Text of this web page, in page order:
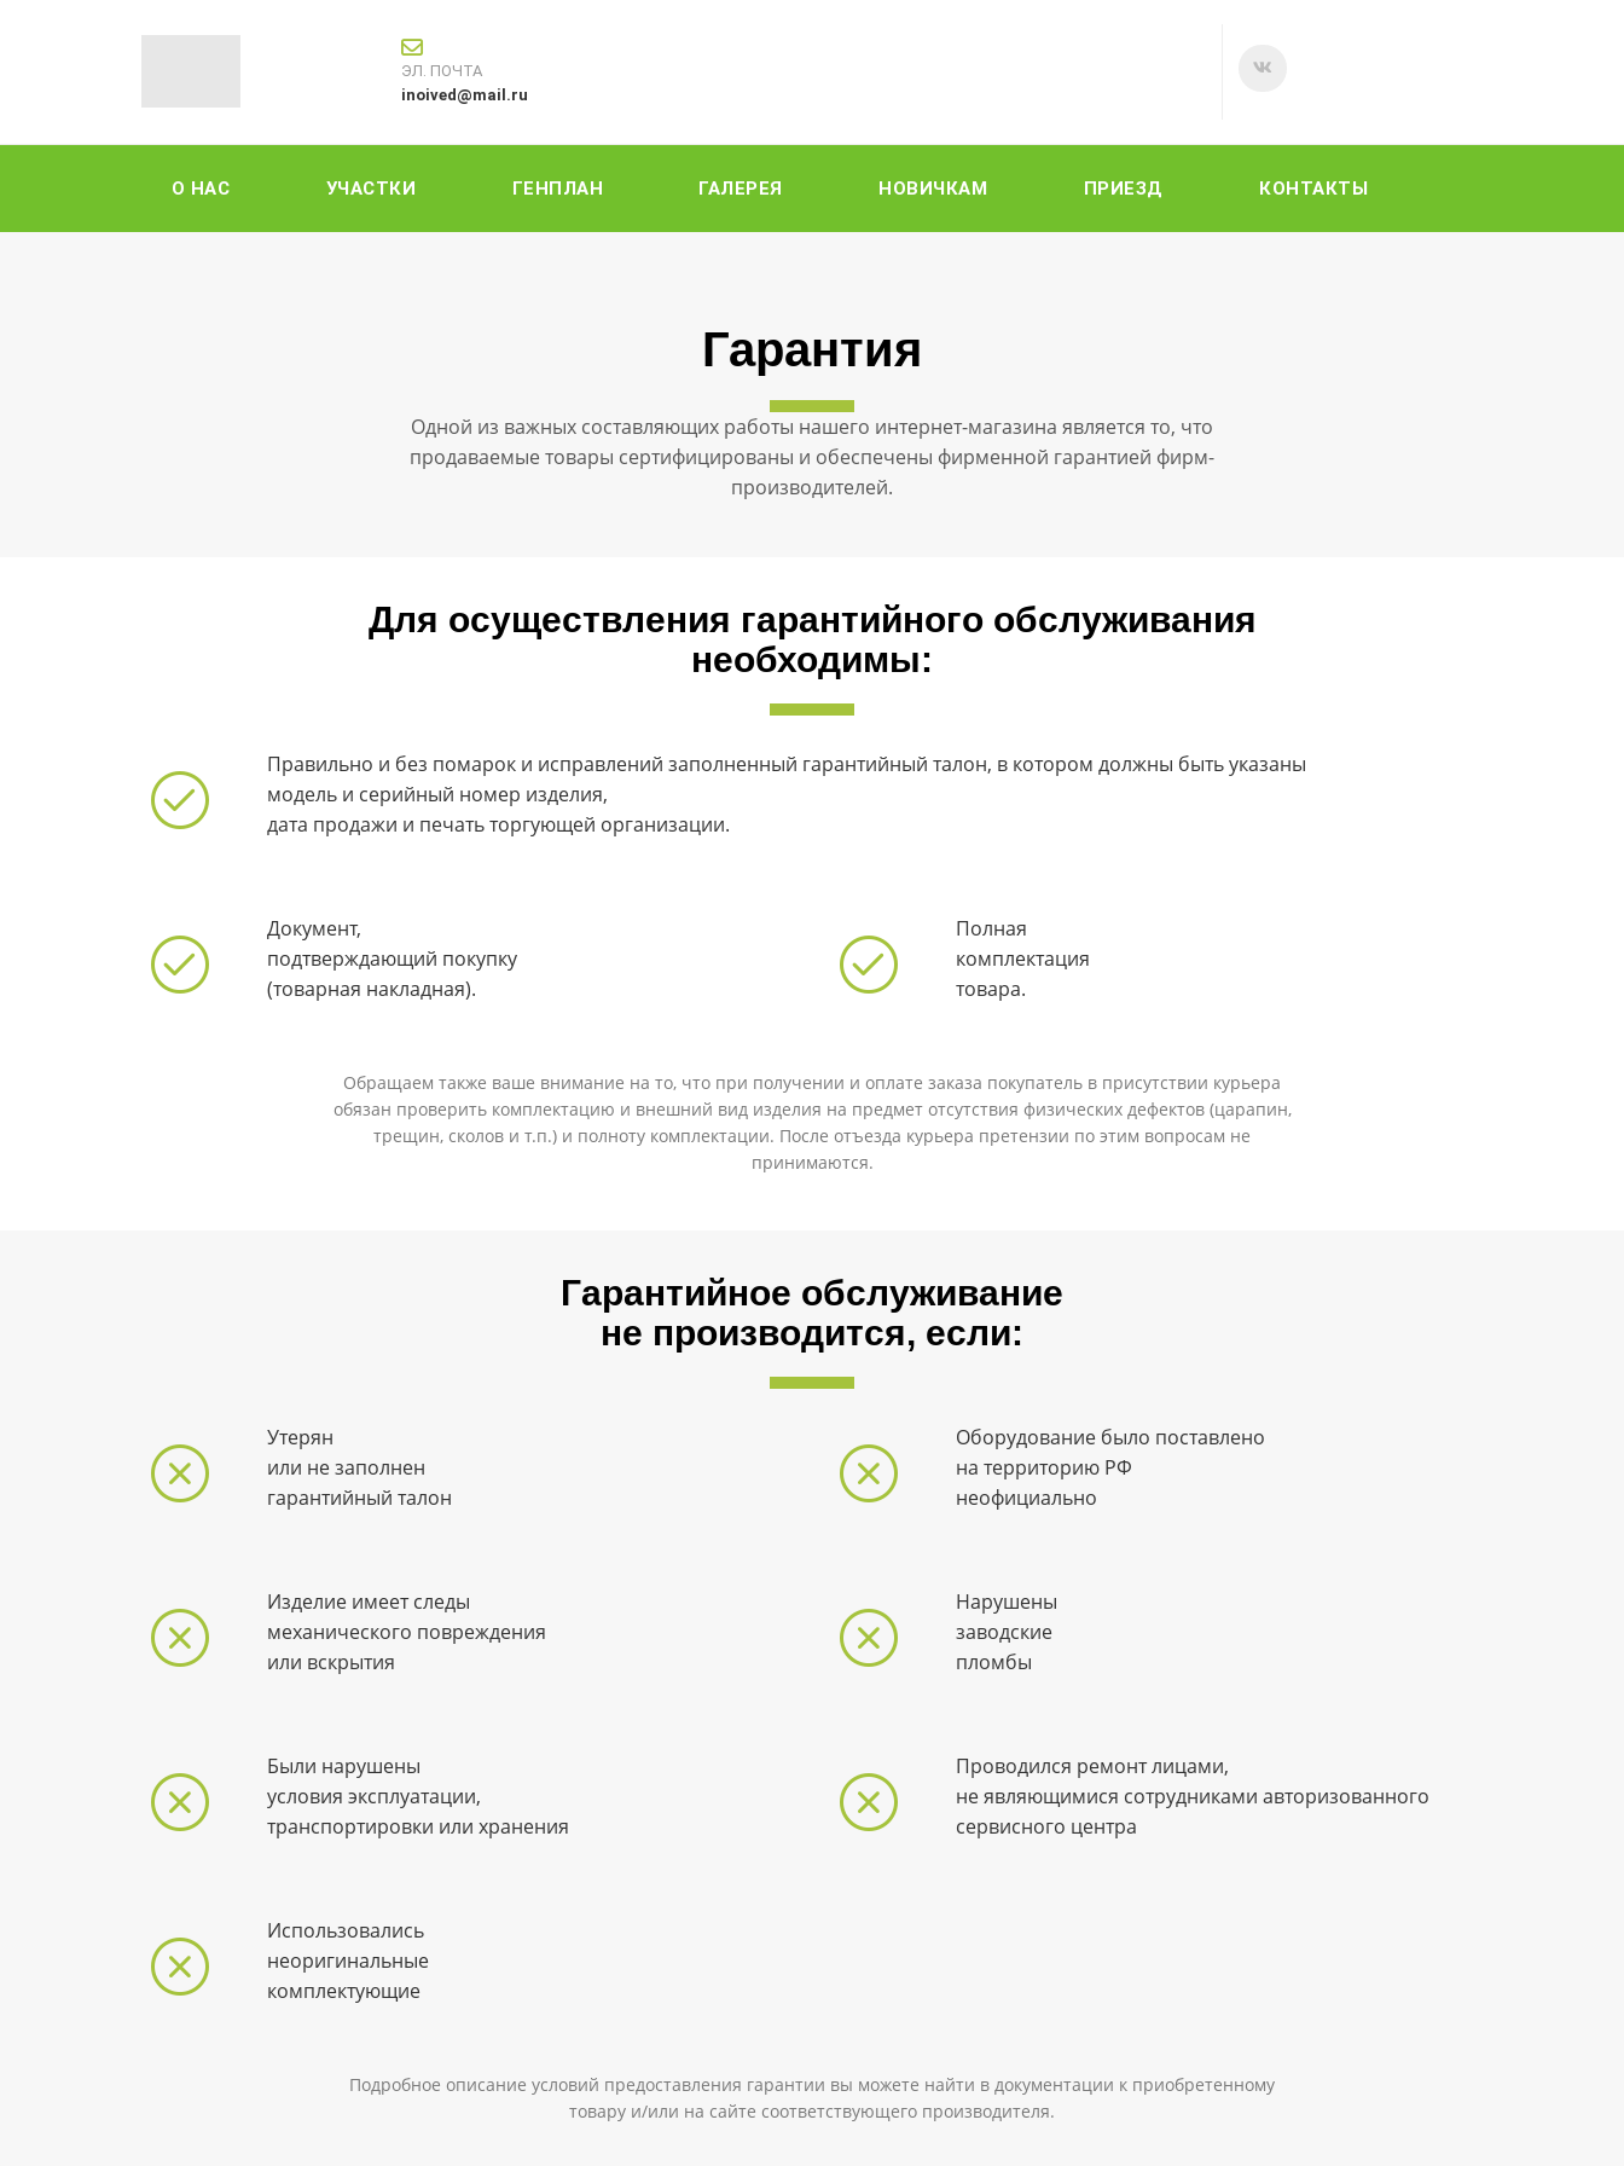
ЭЛ. ПОЧТА
inoived@mail.ru
О НАС УЧАСТКИ ГЕНПЛАН ГАЛЕРЕЯ НОВИЧКАМ ПРИЕЗД КОНТАКТЫ
Гарантия
Одной из важных составляющих работы нашего интернет-магазина является то, что
продаваемые товары сертифицированы и обеспечены фирменной гарантией фирм-
производителей.
Для осуществления гарантийного обслуживания
необходимы:
Правильно и без помарок и исправлений заполненный гарантийный талон, в котором должны быть указаны
модель и серийный номер изделия,
дата продажи и печать торгующей организации.
Документ,
подтверждающий покупку
(товарная накладная).
Полная
комплектация
товара.
Обращаем также ваше внимание на то, что при получении и оплате заказа покупатель в присутствии курьера
обязан проверить комплектацию и внешний вид изделия на предмет отсутствия физических дефектов (царапин,
трещин, сколов и т.п.) и полноту комплектации. После отъезда курьера претензии по этим вопросам не
принимаются.
Гарантийное обслуживание
не производится, если:
Утерян
или не заполнен
гарантийный талон
Оборудование было поставлено
на территорию РФ
неофициально
Изделие имеет следы
механического повреждения
или вскрытия
Нарушены
заводские
пломбы
Были нарушены
условия эксплуатации,
транспортировки или хранения
Проводился ремонт лицами,
не являющимися сотрудниками авторизованного
сервисного центра
Использовались
неоригинальные
комплектующие
Подробное описание условий предоставления гарантии вы можете найти в документации к приобретенному
товару и/или на сайте соответствующего производителя.